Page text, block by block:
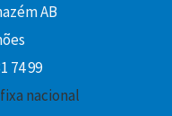
AB
74 99
nacional